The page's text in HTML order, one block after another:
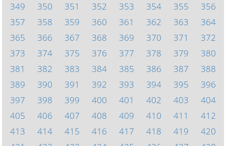
349
350 351 352 353 354 355
356
357
358 359 360 361 362 363
364
365
366 367 368 369 370 371
372
373
374 375 376 377 378 379
380
381
382 383 384 385 386 387
388
389
390 391 392 393 394 395
396
397
398 399 400 401 402 403
404
405
406 407 408 409 410 411
412
413
414 415 416 417 418 419
420